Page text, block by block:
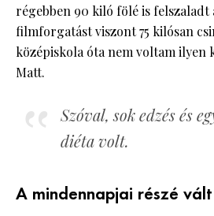
régebben 90 kiló fölé is felszaladt
filmforgatást viszont 75 kilósan
középiskola óta nem voltam ilyen
Matt.
Szóval, sok edzés és
diéta volt.
A mindennapjai részé vált